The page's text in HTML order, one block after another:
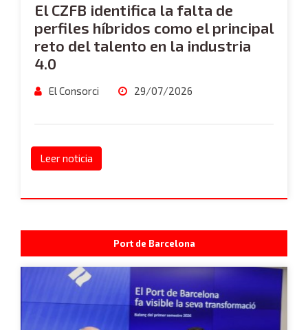
El CZFB identifica la falta de
perfiles híbridos como el principal
reto del talento en la industria
4.0
El Consorci 29/07/2026
Leer noticia
Port de Barcelona